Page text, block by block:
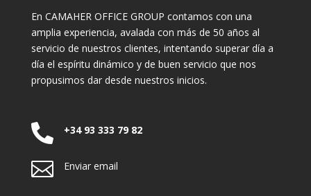
En CAMAHER OFFICE GROUP contamos con una
amplia experiencia, avalada con más de 50 años al
servicio de nuestros clientes, intentando superar día a
día el espíritu dinámico y de buen servicio que nos
propusimos dar desde nuestros inicios.
 +34 93 333 79 82
 Enviar email